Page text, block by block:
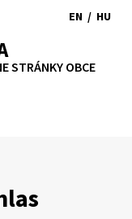
Zvýšiť
písmapísma
EN
to
/ HU
STRÁNKY OBCE